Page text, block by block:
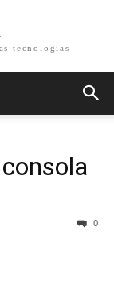
tecnologías
0